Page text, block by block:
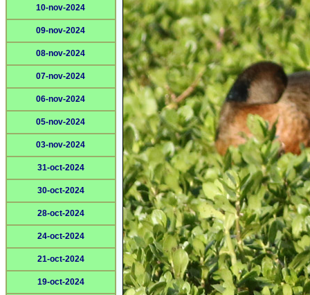
10-nov-2024
09-nov-2024
08-nov-2024
07-nov-2024
06-nov-2024
05-nov-2024
03-nov-2024
31-oct-2024
30-oct-2024
28-oct-2024
24-oct-2024
21-oct-2024
19-oct-2024